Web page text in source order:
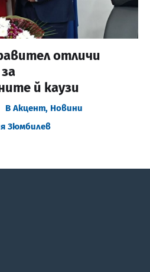
отличи
й каузи
В Акцент, Новини
Зюмбилев